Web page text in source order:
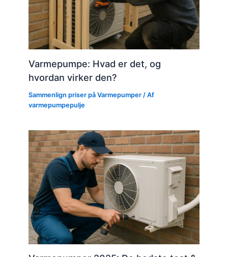
Varmepumpe: Hvad er det, og
hvordan virker den?
Sammenlign priser på Varmepumper / Af
varmepumpepulje